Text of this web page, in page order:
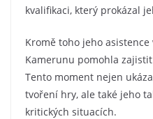
kvalifikaci, který prokázal
Kromě toho jeho
Kamerunu pomohla
Tento moment nejen
tvoření hry, ale také jeho
kritických situacích.